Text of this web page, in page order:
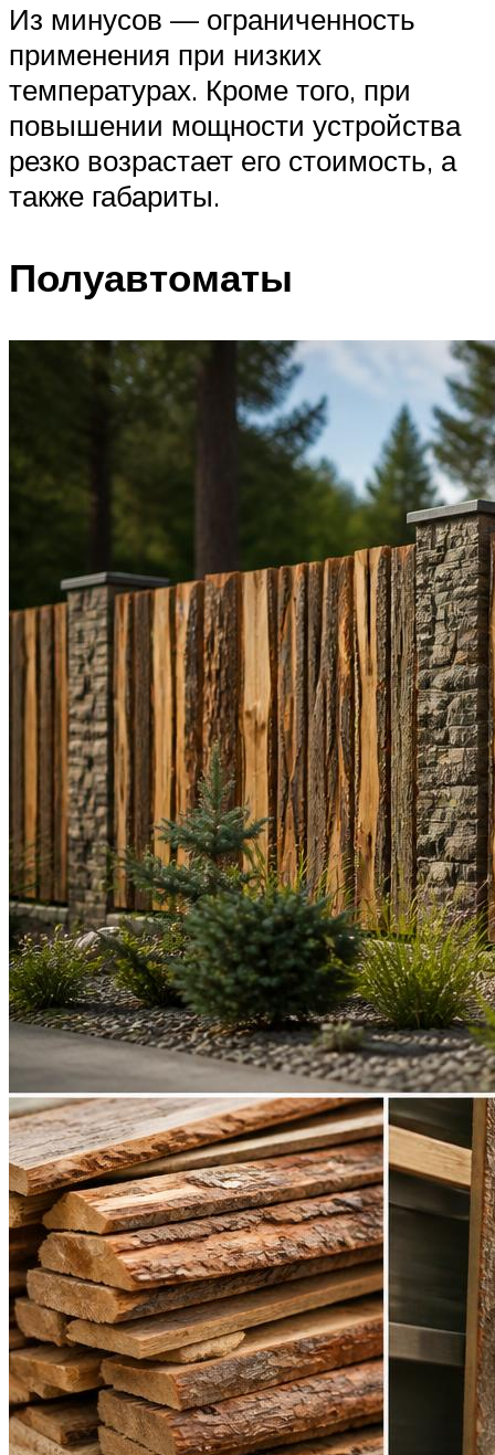
Из минусов — ограниченность
применения при низких
температурах. Кроме того, при
повышении мощности устройства
резко возрастает его стоимость, а
также габариты.
Полуавтоматы